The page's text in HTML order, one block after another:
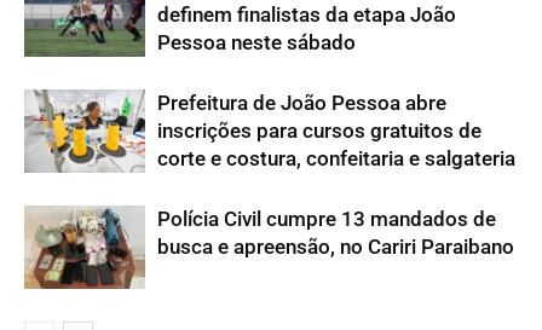
definem finalistas da etapa João
Pessoa neste sábado
Prefeitura de João Pessoa abre
inscrições para cursos gratuitos de
corte e costura, confeitaria e salgateria
Polícia Civil cumpre 13 mandados de
busca e apreensão, no Cariri Paraibano